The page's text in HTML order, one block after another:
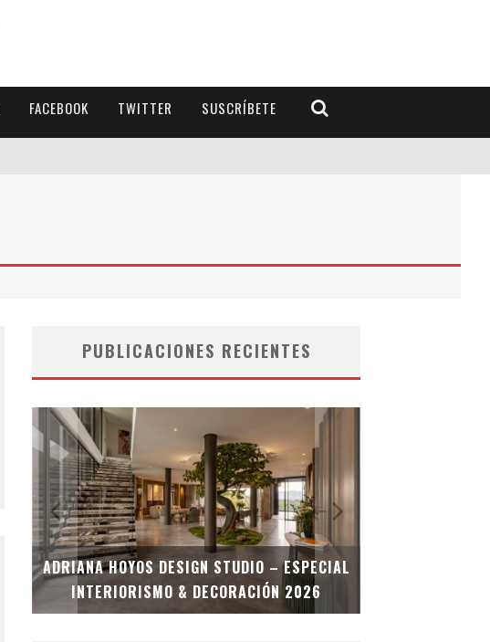
FACEBOOK TWITTER SUSCRÍBETE
PUBLICACIONES RECIENTES
ADRIANA HOYOS DESIGN STUDIO – ESPECIAL
INTERIORISMO & DECORACIÓN 2026